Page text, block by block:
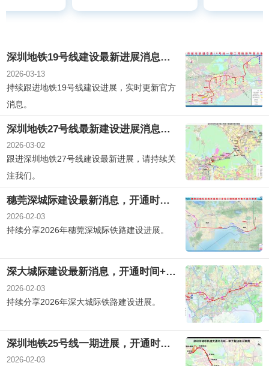
深圳地铁19号线建设最新进展消息，开通时间+线路图+站点信息
2026-03-13
持续跟进地铁19号线建设进展，实时更新官方
消息。
深圳地铁27号线最新建设进展消息，开通时间+线路图+站点介绍
2026-03-02
跟进深圳地铁27号线建设最新进展，请持续关
注我们。
穗莞深城际建设最新消息，开通时间+线路图+站点介绍
2026-02-03
持续分享2026年穗莞深城际铁路建设进展。
深大城际建设最新消息，开通时间+站点+高清线路图
2026-02-03
持续分享2026年深大城际铁路建设进展。
深圳地铁25号线一期进展，开通时间+线路图+站点介绍
2026-02-03